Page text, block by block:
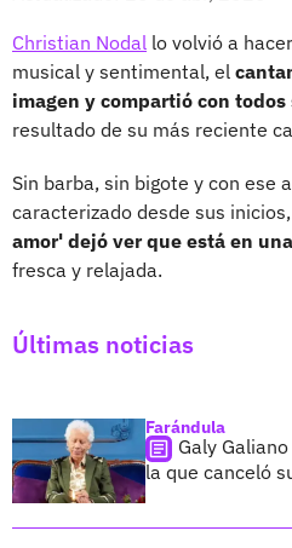
Christian Nodal lo volvió a
musical y sentimental, el
imagen y compartió con
resultado de su más reciente
Sin barba, sin bigote y con ese
caracterizado desde sus inicios,
amor' dejó ver que está en
fresca y relajada.
Últimas noticias
Farándula
Galy
la que canceló